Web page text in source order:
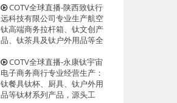
品，设计创新、匠心制造、款
式多样，源头工厂，欢迎大家
光临！
COTV全球直播-陕西致钛行
远科技有限公司专业生产航空
钛高端商务拉杆箱、钛文创产
品、钛茶具及钛户外用品等全
釆用航空级高科技钛材及钛铆
钉及箱饰功能，欢迎大家光
临！
COTV全球直播-永康钛宇宙
电子商务商行专业经营生产：
钛餐具钛杯、厨具、钛户外用
品等钛材系列产品，源头工